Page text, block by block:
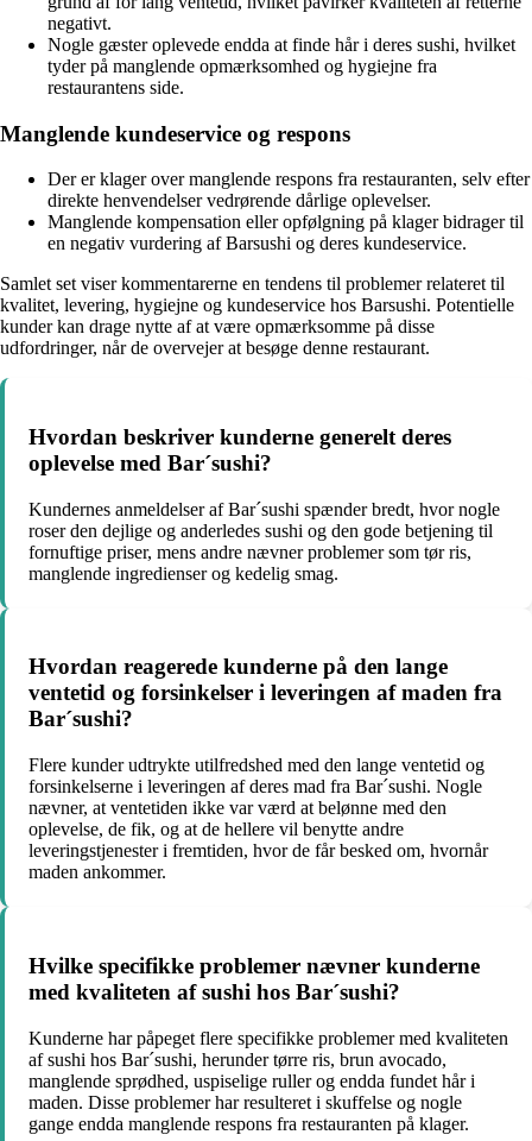
negativt.
Nogle gæster oplevede endda at finde hår i deres sushi, hvilket
tyder på manglende opmærksomhed og hygiejne fra
restaurantens side.
Manglende kundeservice og respons
Der er klager over manglende respons fra restauranten, selv efter
direkte henvendelser vedrørende dårlige oplevelser.
Manglende kompensation eller opfølgning på klager bidrager til
en negativ vurdering af Barsushi og deres kundeservice.
Samlet set viser kommentarerne en tendens til problemer relateret til
kvalitet, levering, hygiejne og kundeservice hos Barsushi. Potentielle
kunder kan drage nytte af at være opmærksomme på disse
udfordringer, når de overvejer at besøge denne restaurant.
Hvordan beskriver kunderne generelt deres
oplevelse med Bar´sushi?
Kundernes anmeldelser af Bar´sushi spænder bredt, hvor nogle
roser den dejlige og anderledes sushi og den gode betjening til
fornuftige priser, mens andre nævner problemer som tør ris,
manglende ingredienser og kedelig smag.
Hvordan reagerede kunderne på den lange
ventetid og forsinkelser i leveringen af maden fra
Bar´sushi?
Flere kunder udtrykte utilfredshed med den lange ventetid og
forsinkelserne i leveringen af deres mad fra Bar´sushi. Nogle
nævner, at ventetiden ikke var værd at belønne med den
oplevelse, de fik, og at de hellere vil benytte andre
leveringstjenester i fremtiden, hvor de får besked om, hvornår
maden ankommer.
Hvilke specifikke problemer nævner kunderne
med kvaliteten af sushi hos Bar´sushi?
Kunderne har påpeget flere specifikke problemer med kvaliteten
af sushi hos Bar´sushi, herunder tørre ris, brun avocado,
manglende sprødhed, uspiselige ruller og endda fundet hår i
maden. Disse problemer har resulteret i skuffelse og nogle
gange endda manglende respons fra restauranten på klager.